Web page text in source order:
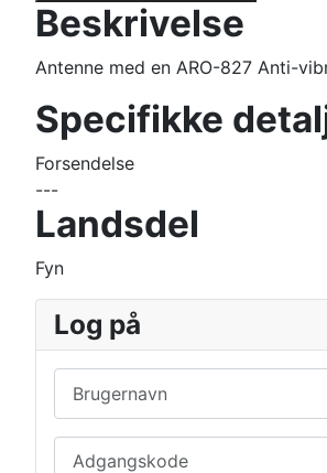
Beskrivelse
Antenne med en ARO-827 Anti-
Specifikke
Forsendelse
---
Landsdel
Fyn
Log på